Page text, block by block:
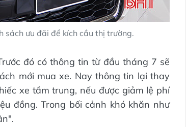
sách ưu đãi để kích cầu thị trường.
đó có thông tin từ đầu tháng 7 sẽ
mới mua xe. Nay thông tin lại thay
xe tầm trung, nếu được giảm lệ phí
đồng. Trong bối cảnh khó khăn như